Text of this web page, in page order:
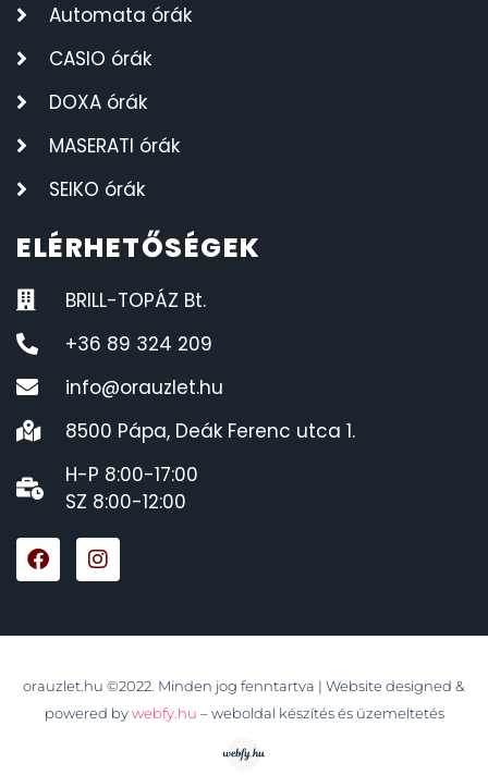
Automata órák
CASIO órák
DOXA órák
MASERATI órák
SEIKO órák
ELÉRHETŐSÉGEK
BRILL-TOPÁZ Bt.
+36 89 324 209
info@orauzlet.hu
8500 Pápa, Deák Ferenc utca 1.
H-P 8:00-17:00
SZ 8:00-12:00
orauzlet.hu ©2022. Minden jog fenntartva | Website designed &
powered by webfy.hu – weboldal készítés és üzemeltetés